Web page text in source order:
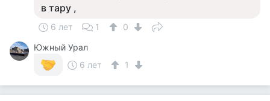
в тару ,
6 лет 1
0
Южный Урал
6 лет
1